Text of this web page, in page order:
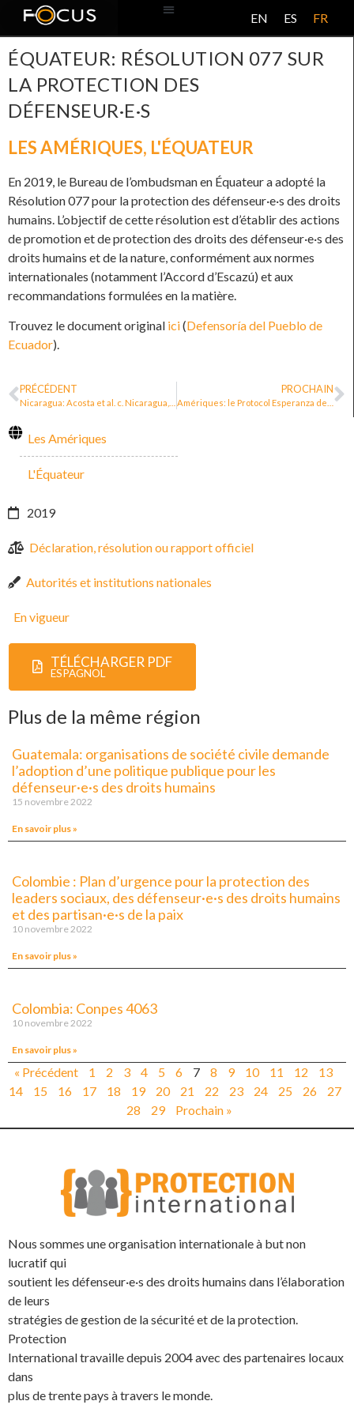
EN ES FR
ÉQUATEUR: RÉSOLUTION 077 SUR
LA PROTECTION DES
DÉFENSEUR·E·S
LES AMÉRIQUES, L'ÉQUATEUR
En 2019, le Bureau de l’ombudsman en Équateur a adopté la
Résolution 077 pour la protection des défenseur·e·s des droits
humains. L’objectif de cette résolution est d’établir des actions
de promotion et de protection des droits des défenseur·e·s des
droits humains et de la nature, conformément aux normes
internationales (notamment l’Accord d’Escazú) et aux
recommandations formulées en la matière.
Trouvez le document original ici(Defensoría del Pueblo de
Ecuador).
PRÉCÉDENT PROCHAIN
Les Amériques
L'Équateur
2019
Déclaration, résolution ou rapport officiel
Autorités et institutions nationales
En vigueur
TÉLÉCHARGER PDF
ESPAGNOL
Plus de la même région
Guatemala: organisations de société civile demande
l’adoption d’une politique publique pour les
défenseur·e·s des droits humains
15 novembre 2022
En savoir plus »
Colombie : Plan d’urgence pour la protection des
leaders sociaux, des défenseur·e·s des droits humains
et des partisan·e·s de la paix
10 novembre 2022
En savoir plus »
Colombia: Conpes 4063
10 novembre 2022
En savoir plus »
« Précédent 1 2 3 4 5 6 7 8 9 10 11 12
13
14
15 16 17 18 19 20 21 22 23 24 25 26
27
28
29 Prochain »
Nous sommes une organisation internationale à but non
lucratif qui
soutient les défenseur·e·s des droits humains dans l’élaboration
de leurs
stratégies de gestion de la sécurité et de la protection.
Protection
International travaille depuis 2004 avec des partenaires locaux
dans
plus de trente pays à travers le monde.